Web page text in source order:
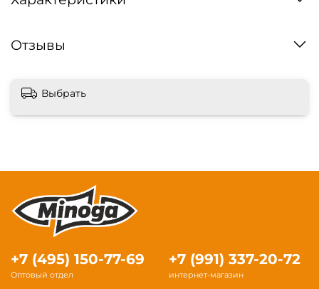
Отзывы
Выбрать
+7 (495) 150-77-69
Оптовый отдел
+7 (991) 337-20-72
интернет-магазин